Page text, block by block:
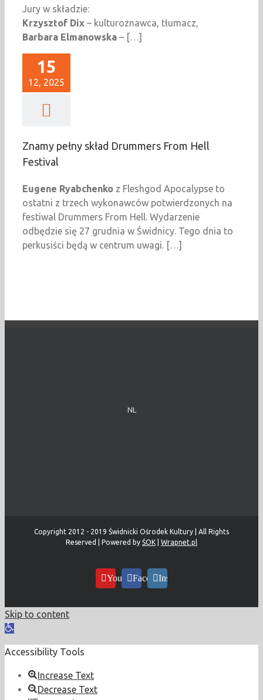
Jury w składzie:
Krzysztof Dix – kulturoznawca, tłumacz,
Barbara Elmanowska – […]
15
12, 2025
Znamy pełny skład Drummers From Hell
Festival
Eugene Ryabchenko z Fleshgod Apocalypse to
ostatni z trzech wykonawców potwierdzonych na
festiwal Drummers From Hell. Wydarzenie
odbędzie się 27 grudnia w Świdnicy. Tego dnia to
perkusiści będą w centrum uwagi. […]
NL
Copyright 2012 - 2019 Świdnicki Ośrodek Kultury | All Rights
Reserved | Powered by ŚOK Wrapnet.pl
YouTubeFacebookInstagram
Skip to content
Open
Accessibility Tools
Increase Text
Decrease Text